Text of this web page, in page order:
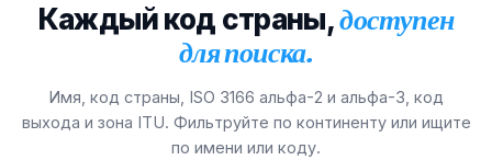
Каждый код страны,доступен
для поиска.
Имя, код страны, ISO 3166 альфа-2 и альфа-3, код
выхода и зона ITU. Фильтруйте по континенту или ищите
по имени или коду.